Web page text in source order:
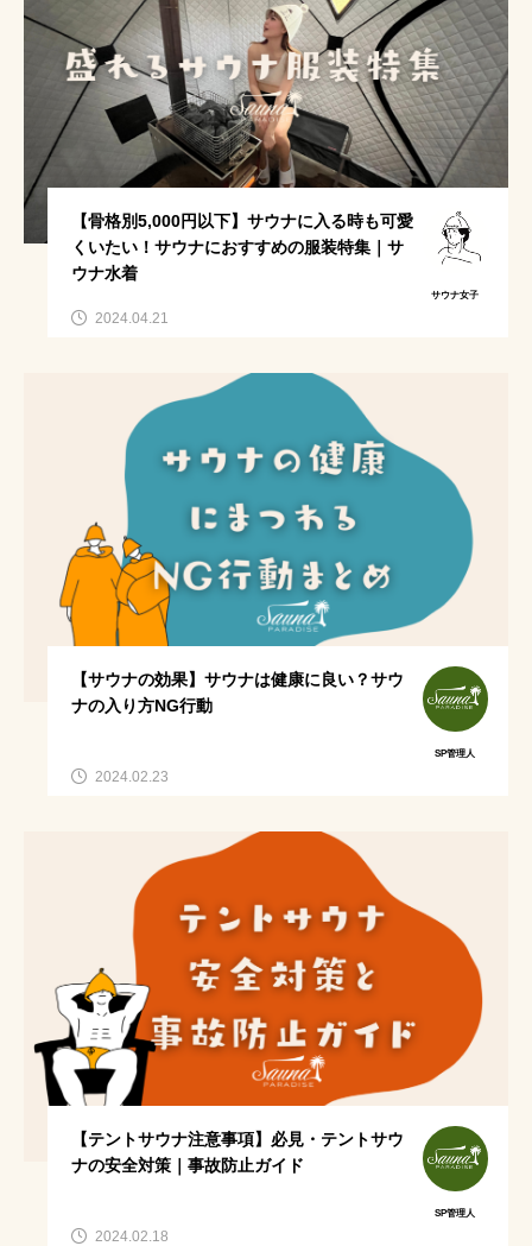
薪サウナの魅力 東京 天然サウナ
肌見せなし水着 虫よけ対策 ロケ地
キャンプ初心者 サウナ苦手な人にもオススメ
サウナ服装 自然サウナ 肌見せしたくない
東海地方 ロッテアライリゾート
千葉
赤外線サウナマットレス 川サウナ
サウナ水着 川サウナ関東
サウナグルメ 東京サ活
テントサウナ関東 ニコニコ超会議2024
貸切コテージ 湯島ちょこ
ダイエット
のんあるサ飯 グランピング 夏サウナ
あきる野市テントサウナ 関東日帰りサウナ
神奈川テントサウナ
週末サ活 テントサウナ注意事項
相模原テントサウナ スパイスカレー
【骨格別5,000円以下】サウナに入る時も可愛
くいたい！サウナにおすすめの服装特集｜サ
ウナ水着
サウナ女子
2024.04.21
【サウナの効果】サウナは健康に良い？サウ
ナの入り方NG行動
SP管理人
2024.02.23
【テントサウナ注意事項】必見・テントサウ
ナの安全対策｜事故防止ガイド
SP管理人
2024.02.18